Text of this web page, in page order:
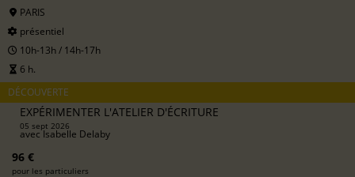
PARIS
présentiel
10h-13h / 14h-17h
6 h.
DÉCOUVERTE
EXPÉRIMENTER L'ATELIER D'ÉCRITURE
05 sept 2026
avecIsabelle Delaby
96 €
pour les particuliers